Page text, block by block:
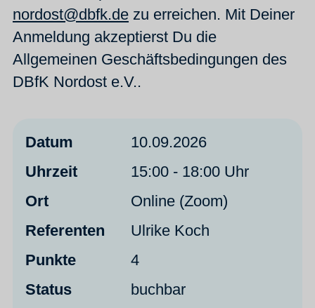
nordost@dbfk.de zu erreichen. Mit Deiner
Anmeldung akzeptierst Du die
Allgemeinen Geschäftsbedingungen des
DBfK Nordost e.V..
Datum
10.09.2026
Uhrzeit
15:00 - 18:00 Uhr
Ort
Online (Zoom)
Referenten
Ulrike Koch
Punkte
4
Status
buchbar